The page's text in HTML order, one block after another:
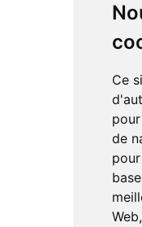
Ce
de
Web,
Lundi 10/
Mardi 11/08
Mercredi
Jeudi 13/08
Vendredi
Samedi 15/